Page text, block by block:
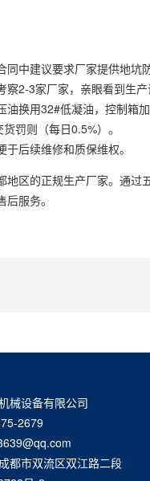
中建议要求厂家提供地
2-3家厂家，亲眼看到生产
换用32#低凝油，控制箱加
罚则（每日0.5%）。
后续维修和质保维权。
区的正规生产厂家。通
服务。
械设备有限公司
2679
都市双流区双江路二段